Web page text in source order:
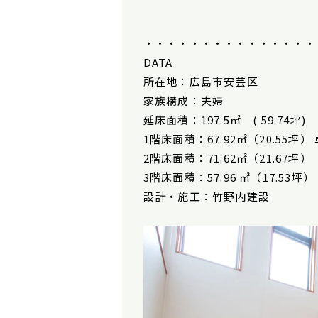
・・・・・・・・・・・・・・・
DATA
所在地：広島市安芸区
家族構成：夫婦
延床面積：197.5㎡ ( 59.74坪)
1階床面積：67.92㎡（20.55坪）
2階床面積：71.62㎡（21.67坪）
3階床面積：57.96 ㎡（17.53坪）
設計・施工：竹野内建設